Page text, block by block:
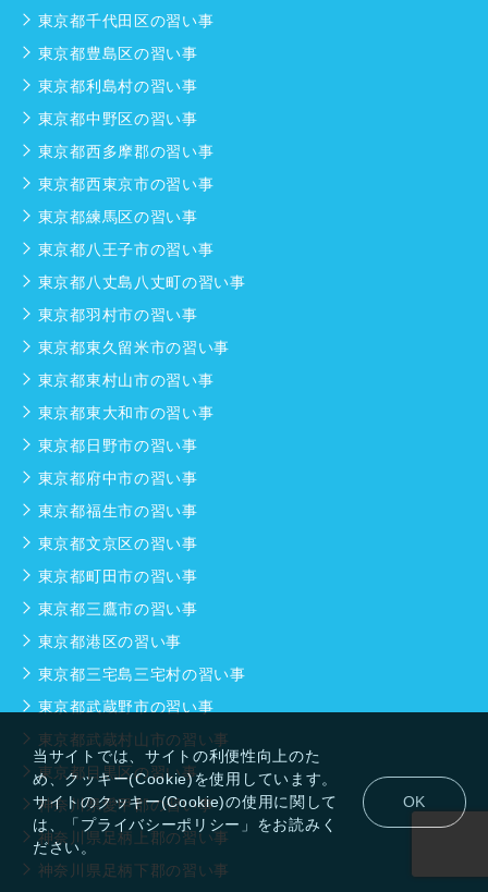
当サイトでは、サイトの利便性向上のた
め、クッキー(Cookie)を使用しています。
サイトのクッキー(Cookie)の使用に関して
は、「プライバシーポリシー」をお読みく
ださい。
OK
東京都千代田区の習い事
東京都豊島区の習い事
東京都利島村の習い事
東京都中野区の習い事
東京都西多摩郡の習い事
東京都西東京市の習い事
東京都練馬区の習い事
東京都八王子市の習い事
東京都八丈島八丈町の習い事
東京都羽村市の習い事
東京都東久留米市の習い事
東京都東村山市の習い事
東京都東大和市の習い事
東京都日野市の習い事
東京都府中市の習い事
東京都福生市の習い事
東京都文京区の習い事
東京都町田市の習い事
東京都三鷹市の習い事
東京都港区の習い事
東京都三宅島三宅村の習い事
東京都武蔵野市の習い事
東京都武蔵村山市の習い事
東京都目黒区の習い事
神奈川県愛甲郡の習い事
神奈川県足柄上郡の習い事
神奈川県足柄下郡の習い事